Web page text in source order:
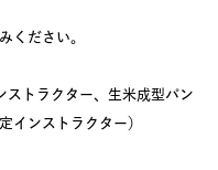
ください。
トラクター、生米成型パン
インストラクター）